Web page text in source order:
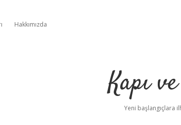
Hakkımızda
Kapı
Yeni başlangıçlara